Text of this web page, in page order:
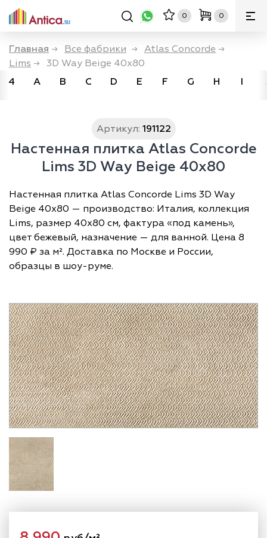
0 0
Главная → Все фабрики → Atlas Concorde →
Lims → 3D Way Beige 40x80
4
A B C D E F G H I
Артикул: 191122
Настенная плитка Atlas Concorde
Lims 3D Way Beige 40x80
Настенная плитка Atlas Concorde Lims 3D Way
Beige 40x80 — производство: Италия, коллекция
Lims, размер 40х80 см, фактура «под камень»,
цвет бежевый, назначение — для ванной. Цена 8
990 ₽ за м². Доставка по Москве и России,
образцы в шоу-руме.